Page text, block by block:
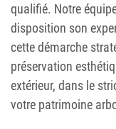
qualifié. Notre
disposition son
cette démarche
préservation
extérieur, dans le
votre patrimoine